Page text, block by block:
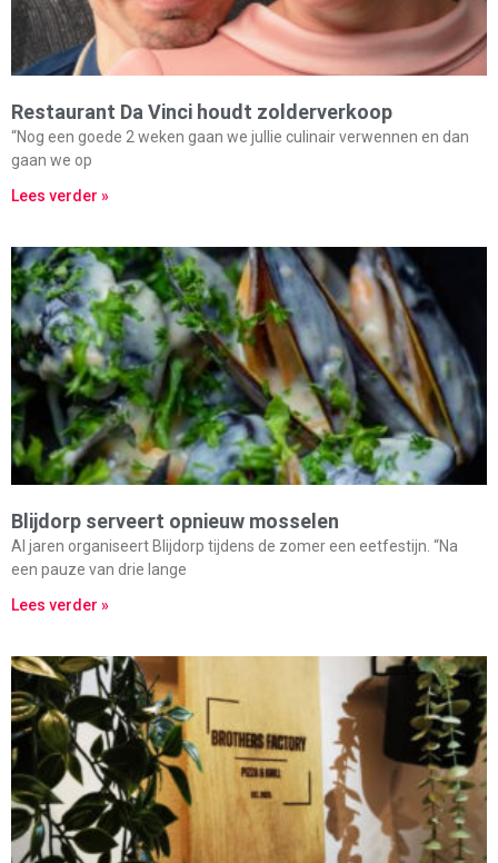
Restaurant Da Vinci houdt zolderverkoop
“Nog een goede 2 weken gaan we jullie culinair verwennen en dan
gaan we op
Lees verder »
Blijdorp serveert opnieuw mosselen
Al jaren organiseert Blijdorp tijdens de zomer een eetfestijn. “Na
een pauze van drie lange
Lees verder »